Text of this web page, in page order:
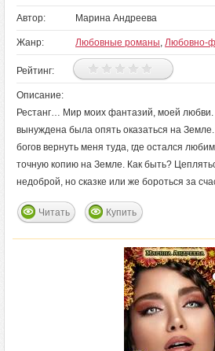
Автор: Марина Андреева
Жанр: Любовные романы, Любовно-
Рейтинг:
Описание:
Рестанг… Мир моих фантазий, моей
вынуждена была опять оказаться на
богов вернуть меня туда, где остался
точную копию на Земле. Как быть?
недоброй, но сказке или же бороться за
Читать Купить